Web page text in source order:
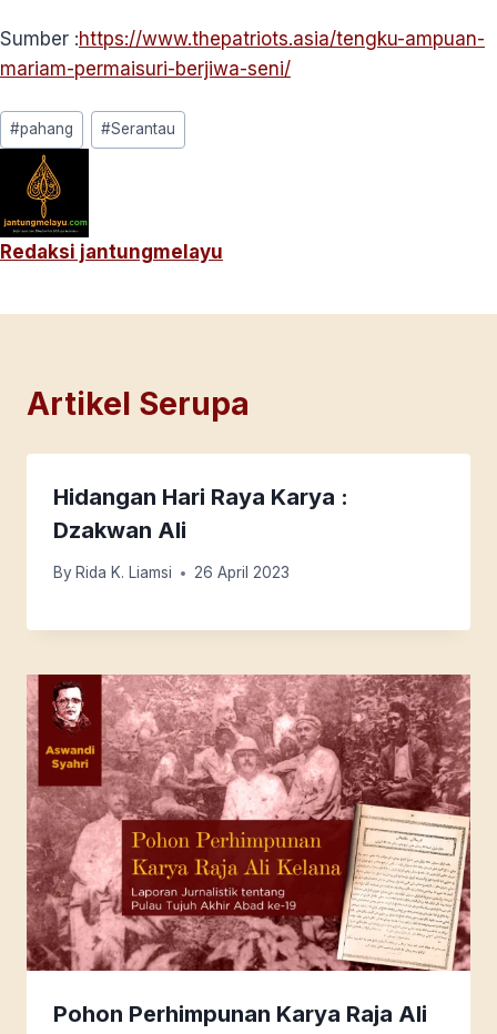
Sumber :https://www.thepatriots.asia/tengku-ampuan-
mariam-permaisuri-berjiwa-seni/
Post
Tags:
#pahang #Serantau
Redaksi jantungmelayu
Artikel Serupa
Hidangan Hari Raya Karya :
Dzakwan Ali
By Rida K. Liamsi 26 April 2023
Pohon Perhimpunan Karya Raja Ali